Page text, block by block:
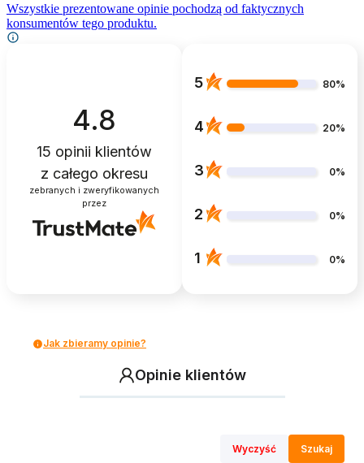
Wszystkie prezentowane opinie pochodzą od faktycznych
konsumentów tego produktu.
4.8
15 opinii klientów
z całego okresu
zebranych i zweryfikowanych
przez
5 80%
4 20%
3 0%
2 0%
1 0%
Jak zbieramy opinie?
Opinie klientów
Wyczyść Szukaj